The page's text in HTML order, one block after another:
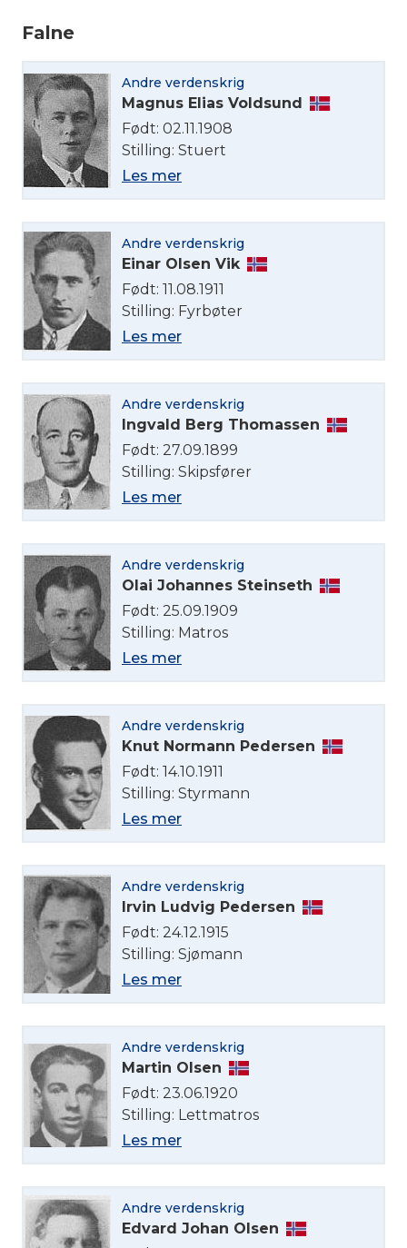
Falne
Andre verdenskrig
Magnus Elias Voldsund
Født: 02.11.1908
Stilling: Stuert
Les mer
Andre verdenskrig
Einar Olsen Vik
Født: 11.08.1911
Stilling: Fyrbøter
Les mer
Andre verdenskrig
Ingvald Berg Thomassen
Født: 27.09.1899
Stilling: Skipsfører
Les mer
Andre verdenskrig
Olai Johannes Steinseth
Født: 25.09.1909
Stilling: Matros
Les mer
Andre verdenskrig
Knut Normann Pedersen
Født: 14.10.1911
Stilling: Styrmann
Les mer
Andre verdenskrig
Irvin Ludvig Pedersen
Født: 24.12.1915
Stilling: Sjømann
Les mer
Andre verdenskrig
Martin Olsen
Født: 23.06.1920
Stilling: Lettmatros
Les mer
Andre verdenskrig
Edvard Johan Olsen